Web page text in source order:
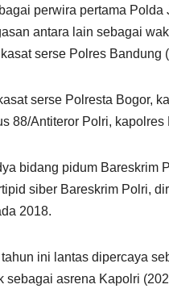
perwira pertama
antara lain sebagai
serse Polres Bandung
serse Polresta Bogor,
88/Antiteror Polri,
bidang pidum Bareskrim
siber Bareskrim Polri,
2018.
ini lantas dipercaya
sebagai asrena Kapolri